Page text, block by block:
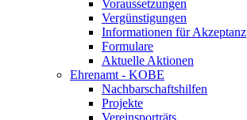
Voraussetzungen
Vergünstigungen
Informationen für
Formulare
Aktuelle Aktionen
Ehrenamt - KOBE
Nachbarschaftshilfen
Projekte